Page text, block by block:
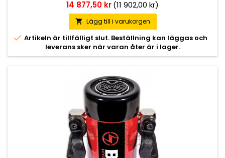
Pris
14 877,50 kr(11 902,00 kr)
 Lägg till i varukorgen
 Artikeln är tillfälligt slut. Beställning kan läggas och
leverans sker när varan åter är i lager.